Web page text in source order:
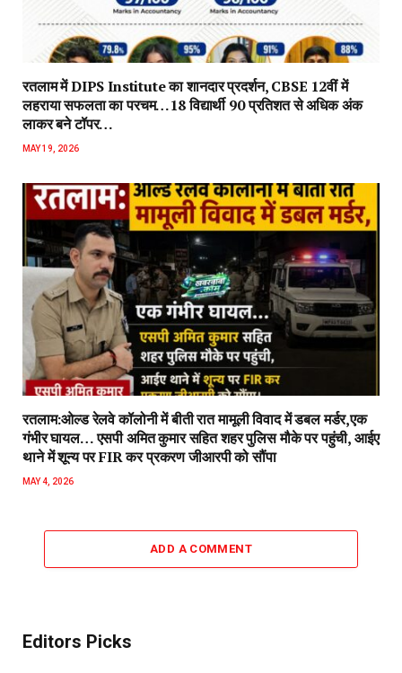
रतलाम में DIPS Institute का शानदार प्रदर्शन, CBSE 12वीं में
लहराया सफलता का परचम…18 विद्यार्थी 90 प्रतिशत से अधिक अंक
लाकर बने टॉपर…
MAY 19, 2026
रतलाम:ओल्ड रेलवे कॉलोनी में बीती रात मामूली विवाद में डबल मर्डर,एक
गंभीर घायल… एसपी अमित कुमार सहित शहर पुलिस मौके पर पहुंची, आईए
थाने में शून्य पर FIR कर प्रकरण जीआरपी को सौंपा
MAY 4, 2026
ADD A COMMENT
Editors Picks